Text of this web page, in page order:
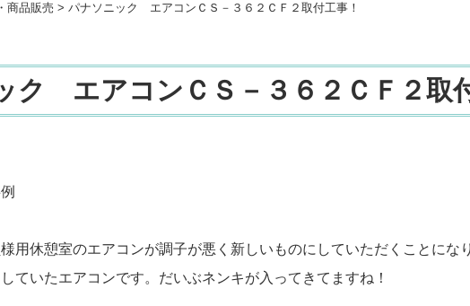
商品販売 > パナソニック エアコンＣＳ－３６２ＣＦ２取付工事！
ク エアコンＣＳ－３６２ＣＦ２取
用休憩室のエアコンが調子が悪く新しいものにしていただくことにな
ていたエアコンです。だいぶネンキが入ってきてますね！